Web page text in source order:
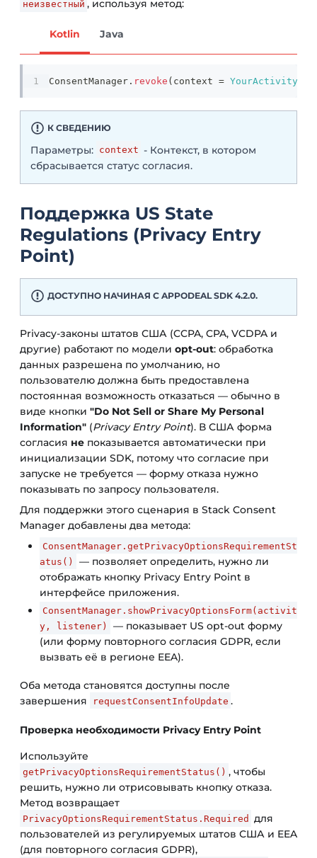
неизвестный , используя метод:
Kotlin Java
ConsentManager . revoke ( context = YourActivity@
К СВЕДЕНИЮ
Параметры: context - Контекст, в котором
сбрасывается статус согласия.
Поддержка US State
Regulations (Privacy Entry
Point)
ДОСТУПНО НАЧИНАЯ С APPODEAL SDK 4.2.0.
Privacy-законы штатов США (CCPA, CPA, VCDPA и
другие) работают по модели opt-out: обработка
данных разрешена по умолчанию, но
пользователю должна быть предоставлена
постоянная возможность отказаться — обычно в
виде кнопки "Do Not Sell or Share My Personal
Information" (Privacy Entry Point). В США форма
согласия не показывается автоматически при
инициализации SDK, потому что согласие при
запуске не требуется — форму отказа нужно
показывать по запросу пользователя.
Для поддержки этого сценария в Stack Consent
Manager добавлены два метода:
ConsentManager.getPrivacyOptionsRequirementSt
atus()
— позволяет определить, нужно ли
отображать кнопку Privacy Entry Point в
интерфейсе приложения.
ConsentManager.showPrivacyOptionsForm(activit
y, listener)
— показывает US opt-out форму
(или форму повторного согласия GDPR, если
вызвать её в регионе EEA).
Оба метода становятся доступны после
завершения
requestConsentInfoUpdate .
Проверка необходимости Privacy Entry Point
Используйте
getPrivacyOptionsRequirementStatus() , чтобы
решить, нужно ли отрисовывать кнопку отказа.
Метод возвращает
PrivacyOptionsRequirementStatus.Required для
пользователей из регулируемых штатов США и EEA
(для повторного согласия GDPR),